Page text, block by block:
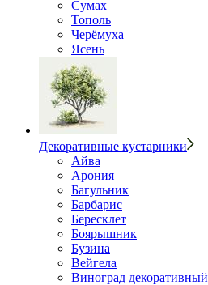
Сумах
Тополь
Черёмуха
Ясень
Декоративные кустарники
Айва
Арония
Багульник
Барбарис
Бересклет
Боярышник
Бузина
Вейгела
Виноград декоративный